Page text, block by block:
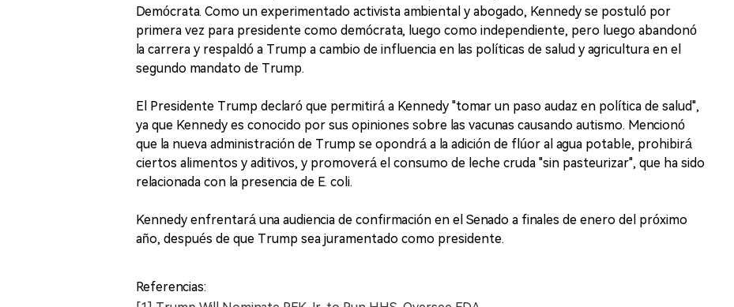
Demócrata. Como un experimentado activista ambiental y abogado, Kennedy se postuló por
primera vez para presidente como demócrata, luego como independiente, pero luego abandonó
la carrera y respaldó a Trump a cambio de influencia en las políticas de salud y agricultura en el
segundo mandato de Trump.
El Presidente Trump declaró que permitirá a Kennedy "tomar un paso audaz en política de salud",
ya que Kennedy es conocido por sus opiniones sobre las vacunas causando autismo. Mencionó
que la nueva administración de Trump se opondrá a la adición de flúor al agua potable, prohibirá
ciertos alimentos y aditivos, y promoverá el consumo de leche cruda "sin pasteurizar", que ha sido
relacionada con la presencia de E. coli.
Kennedy enfrentará una audiencia de confirmación en el Senado a finales de enero del próximo
año, después de que Trump sea juramentado como presidente.
Referencias: